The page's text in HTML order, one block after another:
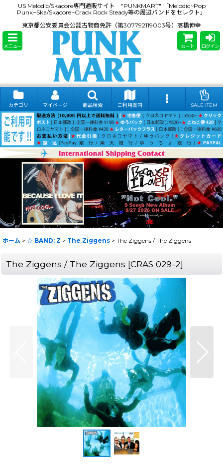
US Melodic/Skacore専門通販サイト "PUNKMART" 「Melodic~Pop
Punk~Ska/Skacore~Crack Rock Steady等の周辺バンドをセレクト」
東京都公安委員会公認古物商免許（第307792119003号）髙橋伸幸
メニュー カート ログイン
カテゴリ マイページ 商品検索 ご利用案内 SALE ITEM
ホーム > ☆ BAND: Z > The Ziggens > The Ziggens / The Ziggens
The Ziggens / The Ziggens [CRAS 029-2]